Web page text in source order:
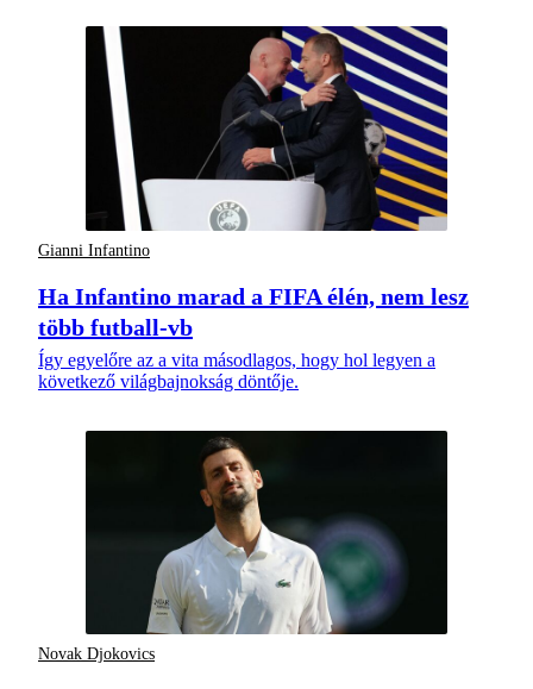
Gianni Infantino
Ha Infantino marad a FIFA élén, nem lesz
több futball-vb
Így egyelőre az a vita másodlagos, hogy hol legyen a
következő világbajnokság döntője.
Novak Djokovics